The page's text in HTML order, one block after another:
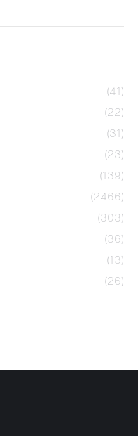
(41)
(22)
(31)
(23)
(139)
(2466)
(303)
(36)
(13)
(26)